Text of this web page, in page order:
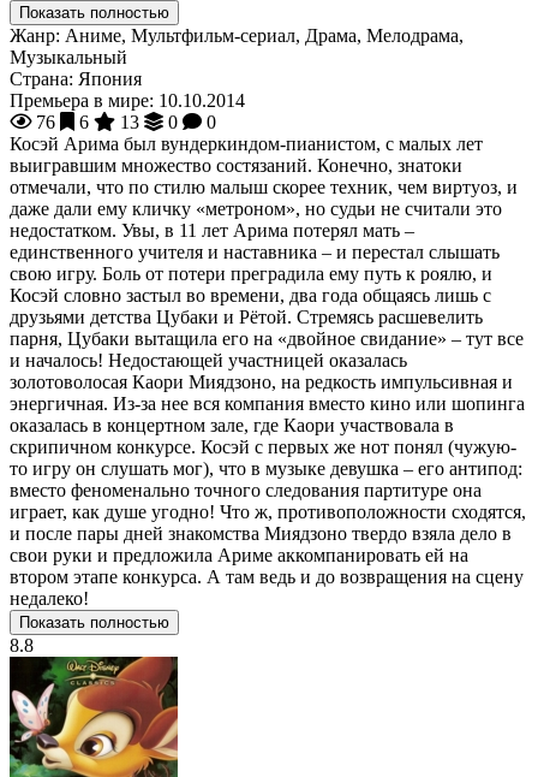
Показать полностью
Жанр: Аниме, Мультфильм-сериал, Драма, Мелодрама,
Музыкальный
Страна: Япония
Премьера в мире: 10.10.2014
76
6 13 0
0
Косэй Арима был вундеркиндом-пианистом, с малых лет
выигравшим множество состязаний. Конечно, знатоки
отмечали, что по стилю малыш скорее техник, чем виртуоз, и
даже дали ему кличку «метроном», но судьи не считали это
недостатком. Увы, в 11 лет Арима потерял мать –
единственного учителя и наставника – и перестал слышать
свою игру. Боль от потери преградила ему путь к роялю, и
Косэй словно застыл во времени, два года общаясь лишь с
друзьями детства Цубаки и Рётой. Стремясь расшевелить
парня, Цубаки вытащила его на «двойное свидание» – тут все
и началось! Недостающей участницей оказалась
золотоволосая Каори Миядзоно, на редкость импульсивная и
энергичная. Из-за нее вся компания вместо кино или шопинга
оказалась в концертном зале, где Каори участвовала в
скрипичном конкурсе. Косэй с первых же нот понял (чужую-
то игру он слушать мог), что в музыке девушка – его антипод:
вместо феноменально точного следования партитуре она
играет, как душе угодно! Что ж, противоположности сходятся,
и после пары дней знакомства Миядзоно твердо взяла дело в
свои руки и предложила Ариме аккомпанировать ей на
втором этапе конкурса. А там ведь и до возвращения на сцену
недалеко!
Показать полностью
8.8